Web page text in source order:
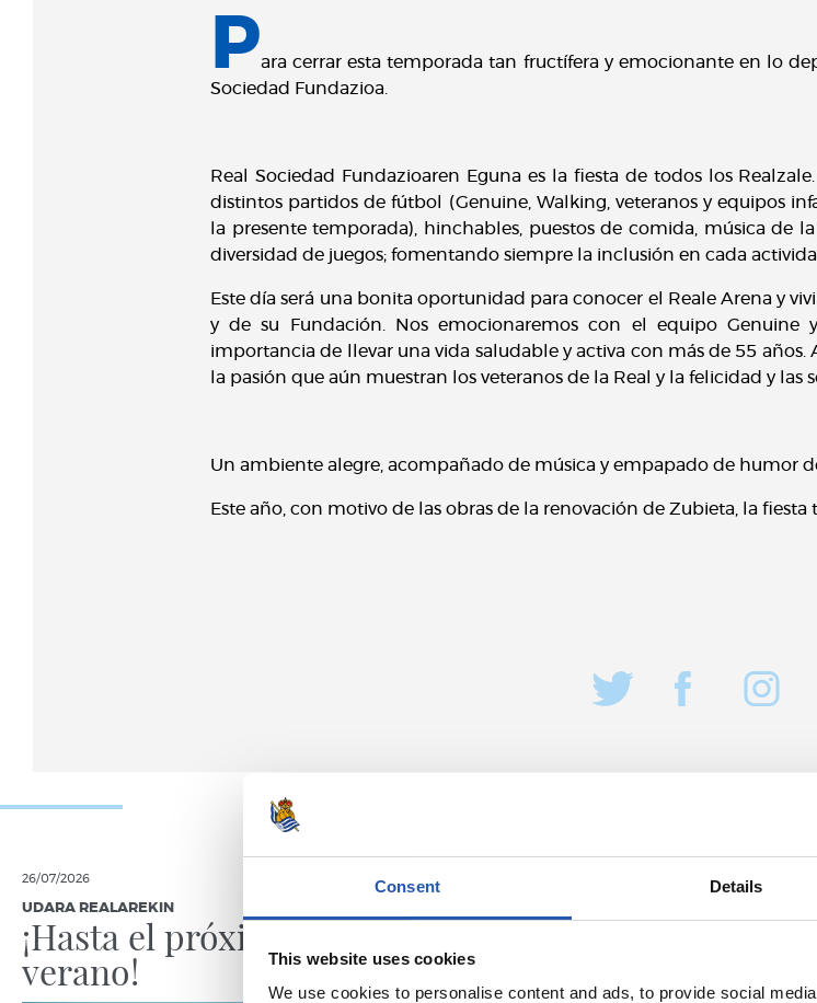
Consent Details
This website uses cookies
We use cookies to personalise content and ads, to provide social
Para cerrar esta temporada tan fructífera y emocionante en lo
Sociedad Fundazioa.
Real Sociedad Fundazioaren Eguna es la fiesta de todos los
distintos partidos de fútbol (Genuine, Walking, veteranos y equipos
la presente temporada), hinchables, puestos de comida, música de
diversidad de juegos; fomentando siempre la inclusión en cada
Este día será una bonita oportunidad para conocer el Reale Arena y
y de su Fundación. Nos emocionaremos con el equipo
importancia de llevar una vida saludable y activa con más de 55
la pasión que aún muestran los veteranos de la Real y la felicidad y las
Un ambiente alegre, acompañado de música y empapado de humor
Este año, con motivo de las obras de la renovación de Zubieta, la fiesta
26/07/2026
UDARA REALAREKIN
¡Hasta el próximo
verano!
La aventura no para
11/07/2026